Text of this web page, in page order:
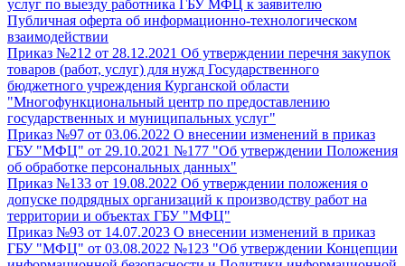
услуг по выезду работника ГБУ МФЦ к заявителю
Публичная оферта об информационно-технологическом
взаимодействии
Приказ №212 от 28.12.2021 Об утверждении перечня закупок
товаров (работ, услуг) для нужд Государственного
бюджетного учреждения Курганской области
"Многофункциональный центр по предоставлению
государственных и муниципальных услуг"
Приказ №97 от 03.06.2022 О внесении изменений в приказ
ГБУ "МФЦ" от 29.10.2021 №177 "Об утверждении Положения
об обработке персональных данных"
Приказ №133 от 19.08.2022 Об утверждении положения о
допуске подрядных организаций к производству работ на
территории и объектах ГБУ "МФЦ"
Приказ №93 от 14.07.2023 О внесении изменений в приказ
ГБУ "МФЦ" от 03.08.2022 №123 "Об утверждении Концепции